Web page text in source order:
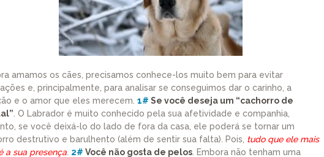
amamos os cães, precisamos conhece-los muito bem para evitar
e, principalmente, para analisar se conseguimos dar o carinho, a
e o amor que eles merecem. 1# Se você deseja um “cachorro de
. O Labrador é muito conhecido pela sua afetividade e companhia,
se você deixá-lo do lado de fora da casa, ele poderá se tornar um
destrutivo e barulhento (além de sentir sua falta). Pois, tudo que ele mais
a sua presença. 2# Você não gosta de pelos. Embora não tenham uma